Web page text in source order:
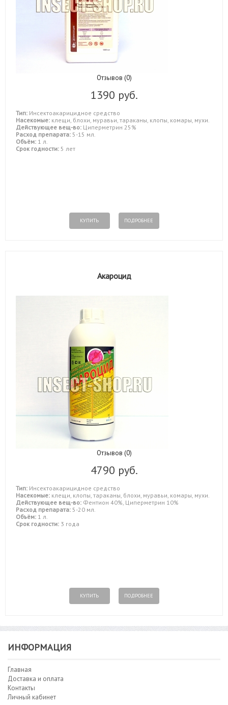
Отзывов (0)
1390 руб.
Тип: Инсектоакарицидное средство
Насекомые: клещи, блохи, муравьи, тараканы, клопы, комары, мухи.
Действующее вещ-во: Циперметрин 25%
Расход препарата: 5-15 мл.
Объём: 1 л.
Срок годности: 5 лет
КУПИТЬ ПОДРОБНЕЕ
Акароцид
Отзывов (0)
4790 руб.
Тип: Инсектоакарицидное средство
Насекомые: клещи, клопы, тараканы, блохи, муравьи, комары, мухи.
Действующее вещ-во: Фентион 40%, Циперметрин 10%
Расход препарата: 5-20 мл.
Объём: 1 л.
Срок годности: 3 года
КУПИТЬ ПОДРОБНЕЕ
ИНФОРМАЦИЯ
Главная
Доставка и оплата
Контакты
Личный кабинет